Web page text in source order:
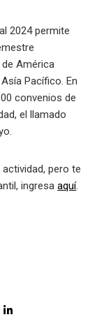
2024 permite
América
Pacífico. En
convenios de
el llamado
pero te
ingresaaquí.